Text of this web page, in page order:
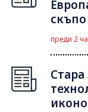
скъпо
преди 2